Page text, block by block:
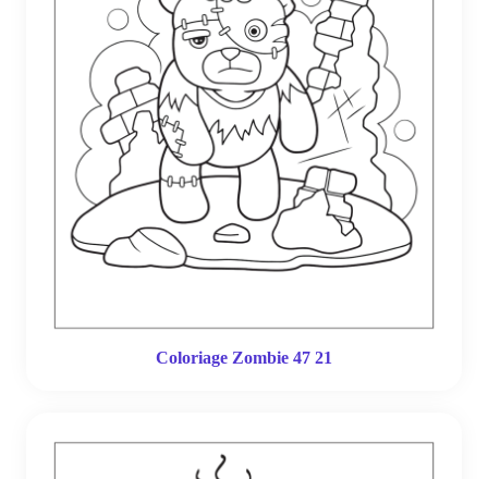
Coloriage Zombie 47 21